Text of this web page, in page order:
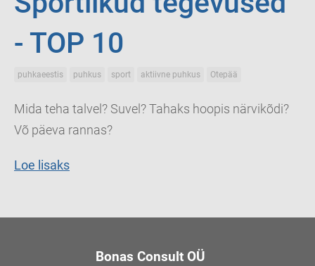
- TOP 10
puhkaeestis puhkus sport aktiivne puhkus Otepää
Mida teha talvel? Suvel? Tahaks hoopis närvikõdi?
Võ päeva rannas?
Loe lisaks
Bonas Consult OÜ